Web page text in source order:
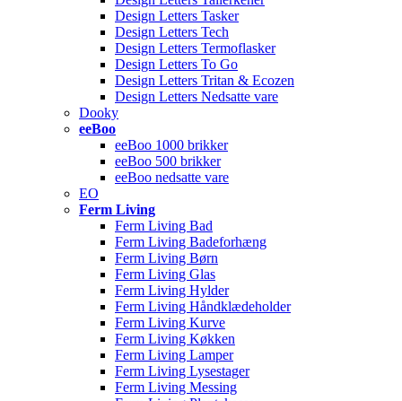
Design Letters Tasker
Design Letters Tech
Design Letters Termoflasker
Design Letters To Go
Design Letters Tritan & Ecozen
Design Letters Nedsatte vare
Dooky
eeBoo
eeBoo 1000 brikker
eeBoo 500 brikker
eeBoo nedsatte vare
EO
Ferm Living
Ferm Living Bad
Ferm Living Badeforhæng
Ferm Living Børn
Ferm Living Glas
Ferm Living Hylder
Ferm Living Håndklædeholder
Ferm Living Kurve
Ferm Living Køkken
Ferm Living Lamper
Ferm Living Lysestager
Ferm Living Messing